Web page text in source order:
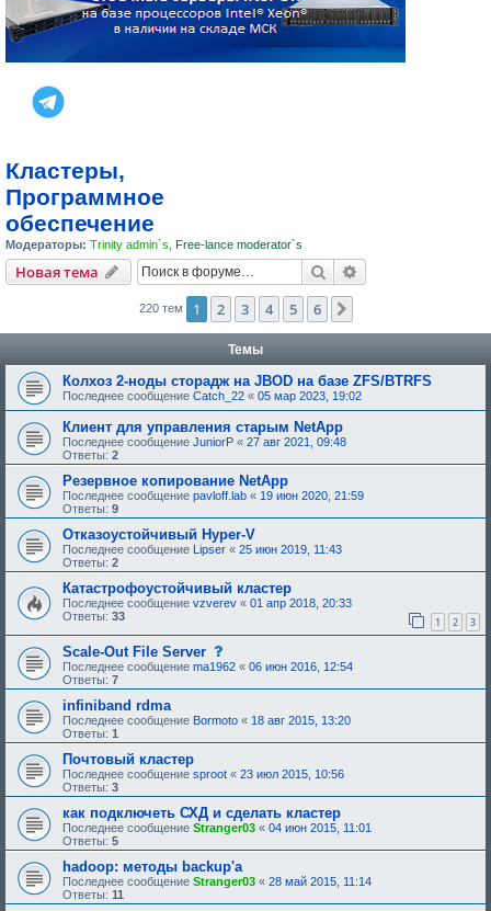
Кластеры,
Программное
обеспечение
Модераторы: Trinity admin`s Free-lance moderator`s
Новая тема Поиск
220 тем 1 2 3 4 5 6
Темы
Колхоз 2-ноды сторадж на JBOD на базе ZFS/BTRFS
Последнее сообщение Catch_22 « 05 мар 2023, 19:02
Клиент для управления старым NetApp
Последнее сообщение JuniorP « 27 авг 2021, 09:48
Ответы: 2
Резервное копирование NetApp
Последнее сообщение pavloff.lab « 19 июн 2020, 21:59
Ответы: 9
Отказоустойчивый Hyper-V
Последнее сообщение Lipser « 25 июн 2019, 11:43
Ответы: 2
Катастрофоустойчивый кластер
Последнее сообщение vzverev « 01 апр 2018, 20:33
Ответы: 33 1 2 3
Scale-Out File Server
о
о
б
е
н
и
т
р
б
у
щ
е
е
Последнее сообщение ma1962 « 06 июн 2016, 12:54
Ответы: 7
infiniband rdma
Последнее сообщение Bormoto « 18 авг 2015, 13:20
Ответы: 1
Почтовый кластер
Последнее сообщение sproot « 23 июл 2015, 10:56
Ответы: 3
как подключеть СХД и сделать кластер
Последнее сообщение Stranger03 « 04 июн 2015, 11:01
Ответы: 5
hadoop: методы backup'a
Последнее сообщение Stranger03 « 28 май 2015, 11:14
Ответы: 11